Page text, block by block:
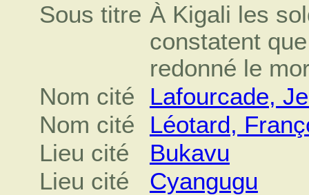
Sous titre À Kigali les
constatent
redonné le
Nom cité
Lafourcade,
Nom cité
Léotard,
Lieu cité
Bukavu
Lieu cité
Cyangugu